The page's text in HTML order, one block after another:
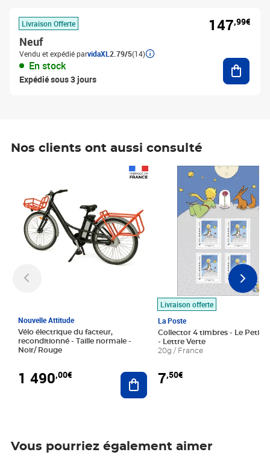
Livraison Offerte
Neuf
Vendu et expédié parvidaXL 2.79/5(14)
En stock
Expédié sous 3 jours
147,99€
Nos clients ont aussi consulté
Nouvelle Attitude
Vélo électrique du facteur,
reconditionné - Taille normale -
Noir/ Rouge
1 490,00€ Ajouter au panier
Livraison offerte
La Poste
Collector 4 timbres - Le Petit
- Lettre Verte
20g / France
7,50€
Prix 7,50€
Vous pourriez également aimer